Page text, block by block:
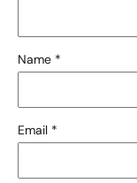
Name *
Email *